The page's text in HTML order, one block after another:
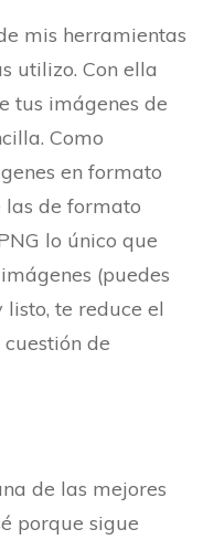
mis herramientas
utilizo. Con ella
tus imágenes de
Como
en formato
las de formato
lo único que
(puedes
te reduce el
de
de las mejores
porque sigue